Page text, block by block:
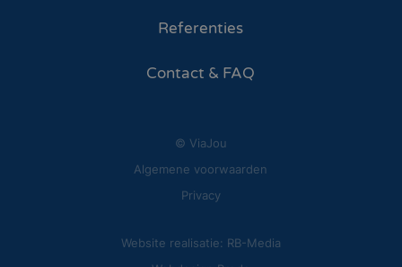
Referenties
Contact & FAQ
© ViaJou
Algemene voorwaarden
Privacy
Website realisatie: RB-Media